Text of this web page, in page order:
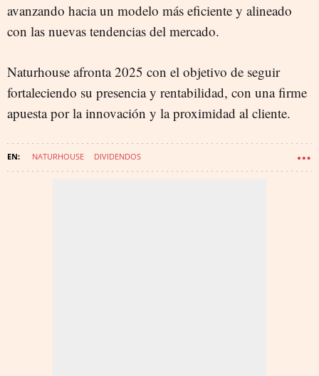
avanzando hacia un modelo más eficiente y alineado
con las nuevas tendencias del mercado.
Naturhouse afronta 2025 con el objetivo de seguir
fortaleciendo su presencia y rentabilidad, con una firme
apuesta por la innovación y la proximidad al cliente.
NATURHOUSE DIVIDENDOS